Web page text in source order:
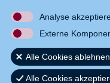
DE EN
Analyse
Externe
Alle Cookies ablehnen
Alle Cookies